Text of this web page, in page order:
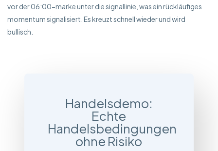
vor der 06:00-marke unter die signallinie, was ein rückläufiges
momentum signalisiert. Es kreuzt schnell wieder und wird
bullisch.
Handelsdemo:
Echte
Handelsbedingungen
ohne Risiko